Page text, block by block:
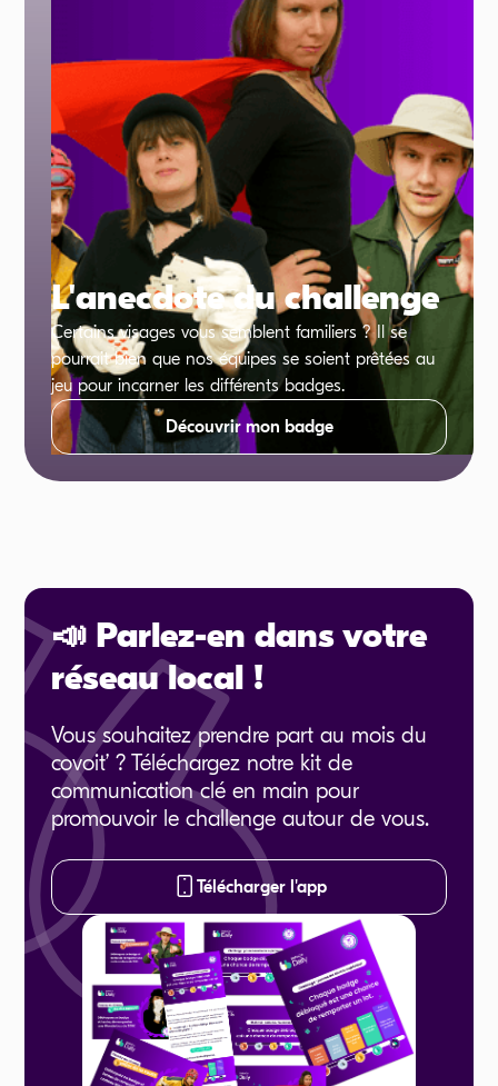
L'anecdote du challenge
Certains visages vous semblent familiers ? Il se
pourrait bien que nos équipes se soient prêtées au
jeu pour incarner les différents badges.
Découvrir mon badge
📣 Parlez-en dans votre
réseau local !
Vous souhaitez prendre part au mois du
covoit’ ? Téléchargez notre kit de
communication clé en main pour
promouvoir le challenge autour de vous.
Télécharger l'app